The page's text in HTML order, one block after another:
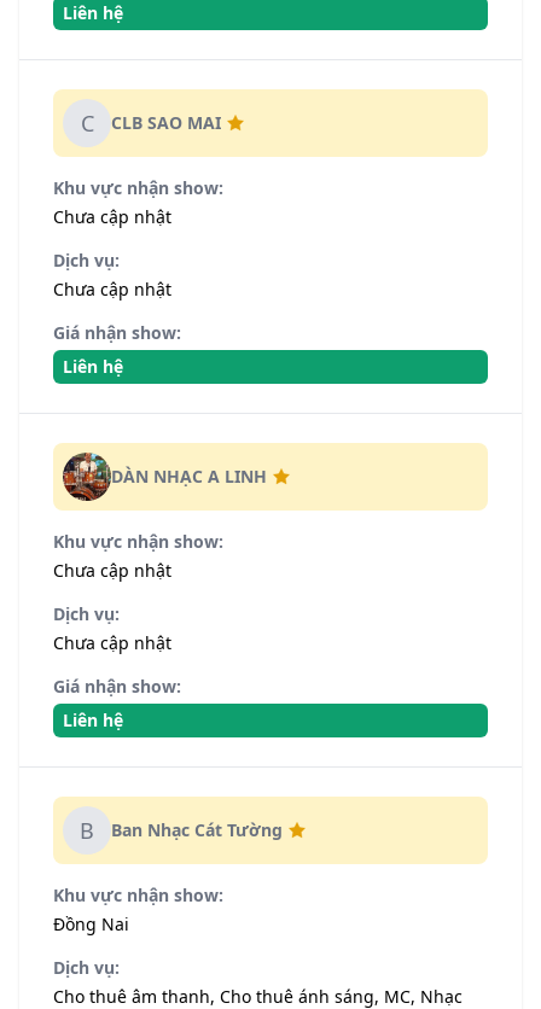
Liên hệ
C CLB SAO MAI
Khu vực nhận show:
Chưa cập nhật
Dịch vụ:
Chưa cập nhật
Giá nhận show:
Liên hệ
DÀN NHẠC A LINH
Khu vực nhận show:
Chưa cập nhật
Dịch vụ:
Chưa cập nhật
Giá nhận show:
Liên hệ
B Ban Nhạc Cát Tường
Khu vực nhận show:
Đồng Nai
Dịch vụ:
Cho thuê âm thanh, Cho thuê ánh sáng, MC, Nhạc